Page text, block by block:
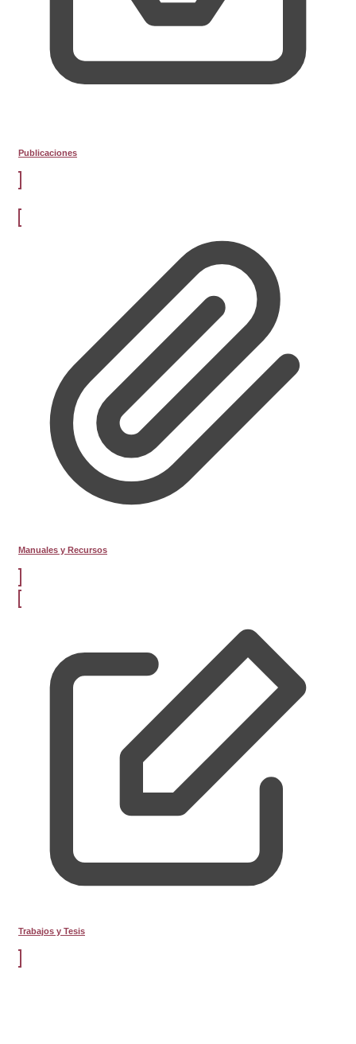
Publicaciones
Manuales y Recursos
Trabajos y Tesis